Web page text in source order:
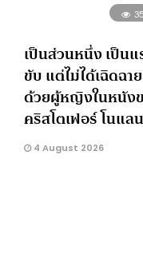
เป็นส่วนหนึ่ง เป็น
ขับ แต่ไม่ได้เฉิดฉา
ด้วยผู้หญิงในหนัง
คริสโตเฟอร์ โนแลน
4 August 2026